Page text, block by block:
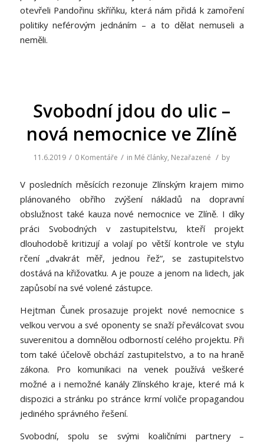
otevřeli Pandořinu skříňku, která nám přidá k zamoření
politiky neférovým jednáním – a to dělat nemuseli a
neměli.
Svobodní jdou do ulic –
nová nemocnice ve Zlíně
11.6.2019 / 0 Komentáře / in Mé články, Nezařazené / by
V posledních měsících rezonuje Zlínským krajem mimo
plánovaného obřího zvýšení nákladů na dopravní
obslužnost také kauza nové nemocnice ve Zlíně. I díky
práci Svobodných v zastupitelstvu, kteří projekt
dlouhodobě kritizují a volají po větší kontrole ve stylu
rčení „dvakrát měř, jednou řež“, se zastupitelstvo
dostává na křižovatku. A je pouze a jenom na lidech, jak
zapůsobí na své volené zástupce.
Hejtman Čunek prosazuje projekt nové nemocnice s
velkou vervou a své oponenty se snaží převálcovat svou
suverenitou a domnělou odborností celého projektu. Při
tom také účelově obchází zastupitelstvo, a to na hraně
zákona. Pro komunikaci na venek používá veškeré
možné a i nemožné kanály Zlínského kraje, které má k
dispozici a stránku po stránce krmí voliče propagandou
jediného správného řešení.
Svobodní, spolu se svými koaličními partnery –